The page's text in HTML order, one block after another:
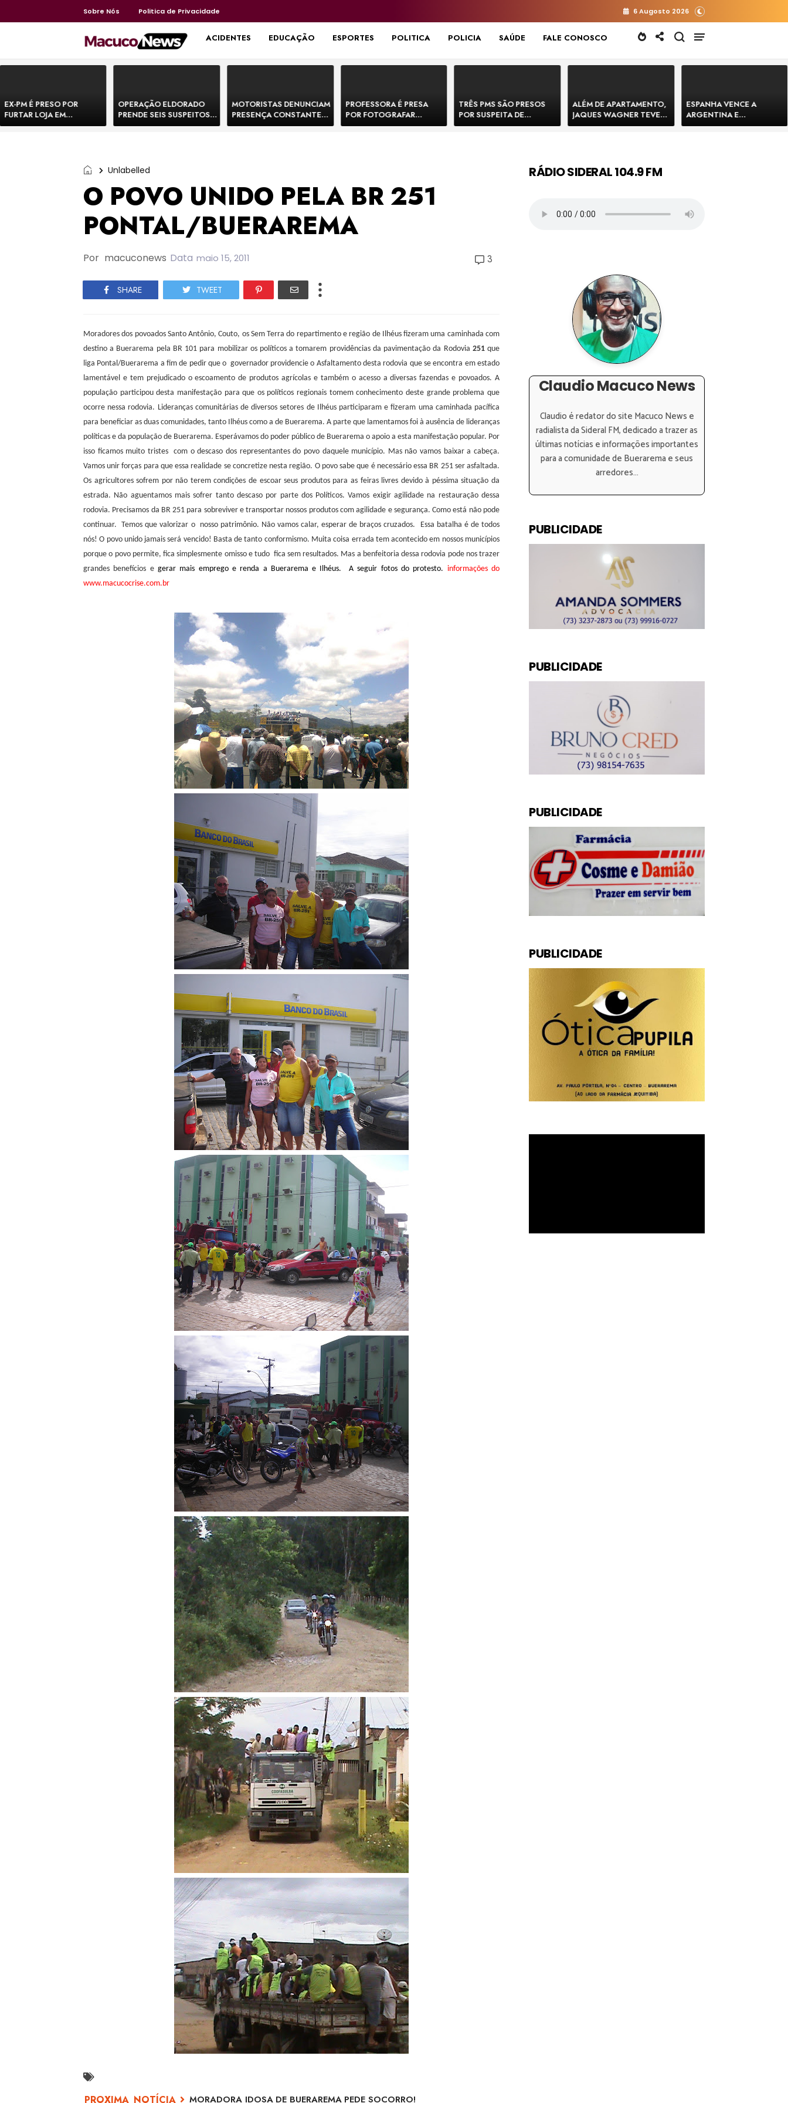
Sobre Nós Politica de Privacidade 6 Augosto 2026
HOME ACIDENTES EDUCAÇÃO ESPORTES POLITICA POLICIA SAÚDE FALE CONOSCO
EX-PM É PRESO POR
FURTAR LOJA EM
SHOPPING NA BAHIA E
OPERAÇÃO ELDORADO
PRENDE SEIS SUSPEITOS
DE MOVIMENTAR R$ 25
MOTORISTAS DENUNCIAM
PRESENÇA CONSTANTE
DE BOVINOS NA BR-330 E
PROFESSORA É PRESA
POR FOTOGRAFAR
PARTES ÍNTIMAS DE
TRÊS PMS SÃO PRESOS
POR SUSPEITA DE
EXECUTAR DOIS HOMENS
ALÉM DE APARTAMENTO,
JAQUES WAGNER TEVE
VENDA DE TERRENO PARA
ESPANHA VENCE A
ARGENTINA E
CONQUISTA A COPA DO
Unlabelled
O POVO UNIDO PELA BR 251
PONTAL/BUERAREMA
Por macuconews Data maio 15, 2011 3
SHARE TWEET
Moradores dos povoados Santo Antônio, Couto, os Sem Terra do repartimento e região de Ilhéus fizeram uma caminhada com
destino a Buerarema pela BR 101 para mobilizar os políticos a tomarem providências da pavimentação da Rodovia 251que
liga Pontal/Buerarema a fim de pedir que o governador providencie o Asfaltamento desta rodovia que se encontra em estado
lamentável e tem prejudicado o escoamento de produtos agrícolas e também o acesso a diversas fazendas e povoados. A
população participou desta manifestação para que os políticos regionais tomem conhecimento deste grande problema que
ocorre nessa rodovia. Lideranças comunitárias de diversos setores de Ilhéus participaram e fizeram uma caminhada pacífica
para beneficiar as duas comunidades, tanto Ilhéus como a de Buerarema. A parte que lamentamos foi à ausência de lideranças
políticas e da população de Buerarema. Esperávamos do poder público de Buerarema o apoio a esta manifestação popular. Por
isso ficamos muito tristes
com o descaso dos representantes do povo daquele município. Mas não vamos baixar a cabeça.
Vamos unir forças para que essa realidade se concretize nesta região. O povo sabe que é necessário essa BR 251 ser asfaltada.
Os agricultores sofrem por não terem condições de escoar seus produtos para as feiras livres devido à péssima situação da
estrada. Não aguentamos mais sofrer tanto descaso por parte dos Políticos. Vamos exigir agilidade na restauração dessa
rodovia. Precisamos da BR 251 para sobreviver e transportar nossos produtos com agilidade e segurança. Como está não pode
continuar.
Temos que valorizar o nosso patrimônio. Não vamos calar, esperar de braços cruzados.
Essa batalha é de todos
nós! O povo unido jamais será vencido! Basta de tanto conformismo. Muita coisa errada tem acontecido em nossos municípios
porque o povo permite, fica simplesmente omisso e tudo fica sem resultados. Mas a benfeitoria dessa rodovia pode nos trazer
grandes benefícios e gerar mais emprego e renda a Buerarema e Ilhéus. A seguir fotos do protesto. informações do
www.macucocrise.com.br
MORADORA IDOSA DE BUERAREMA PEDE SOCORRO!
RÁDIO SIDERAL 104.9 FM
Claudio Macuco News
Claudio é redator do site Macuco News e
radialista da Sideral FM, dedicado a trazer as
últimas notícias e informações importantes
para a comunidade de Buerarema e seus
arredores...
PUBLICIDADE
PUBLICIDADE
PUBLICIDADE
PUBLICIDADE